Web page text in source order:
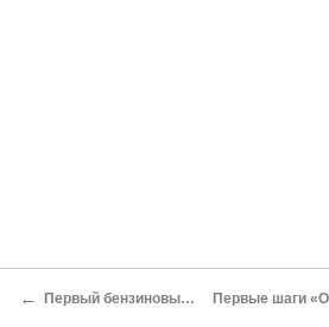
← Первый бензиновый «форд»